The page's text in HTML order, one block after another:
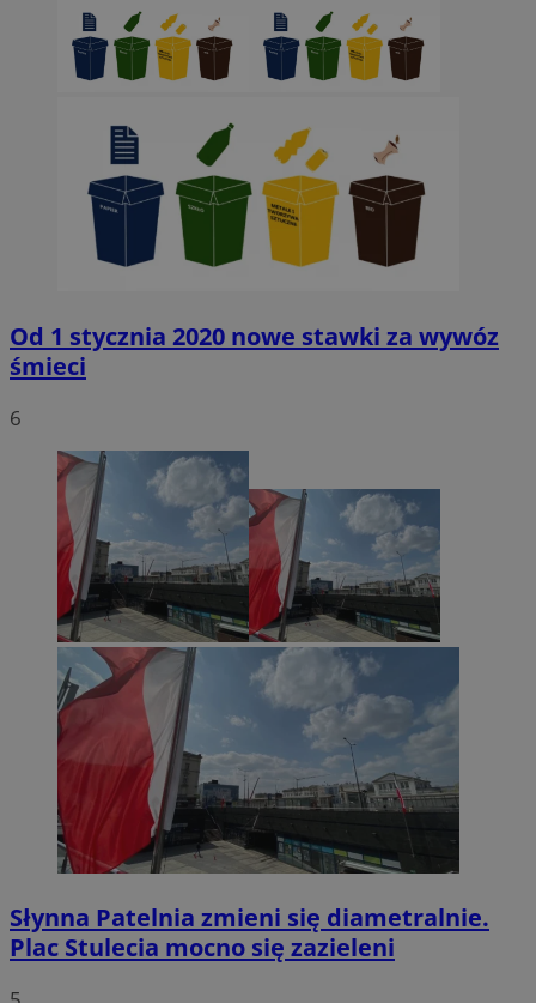
Od 1 stycznia 2020 nowe stawki za wywóz
śmieci
6
Słynna Patelnia zmieni się diametralnie.
Plac Stulecia mocno się zazieleni